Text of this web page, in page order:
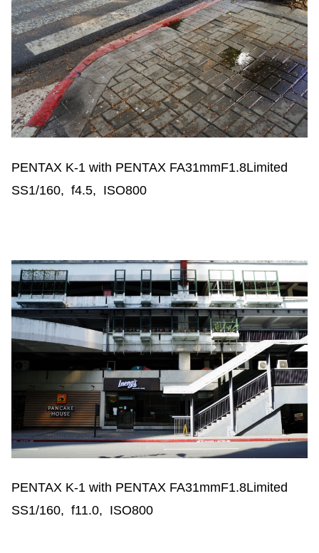
PENTAX K-1 with PENTAX FA31mmF1.8Limited
SS1/160, f4.5, ISO800
PENTAX K-1 with PENTAX FA31mmF1.8Limited
SS1/160, f11.0, ISO800